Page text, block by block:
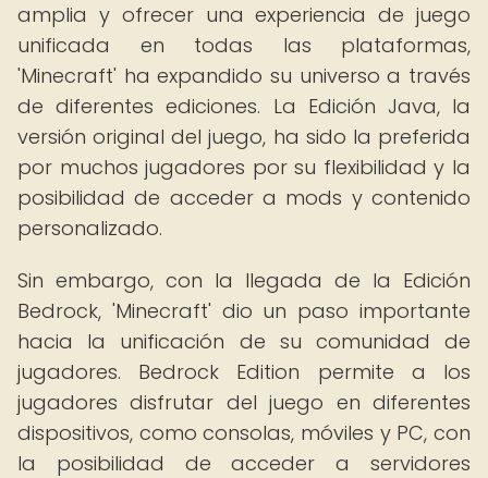
amplia y ofrecer una experiencia de juego
unificada en todas las plataformas,
'Minecraft' ha expandido su universo a través
de diferentes ediciones. La Edición Java, la
versión original del juego, ha sido la preferida
por muchos jugadores por su flexibilidad y la
posibilidad de acceder a mods y contenido
personalizado.
Sin embargo, con la llegada de la Edición
Bedrock, 'Minecraft' dio un paso importante
hacia la unificación de su comunidad de
jugadores. Bedrock Edition permite a los
jugadores disfrutar del juego en diferentes
dispositivos, como consolas, móviles y PC, con
la posibilidad de acceder a servidores